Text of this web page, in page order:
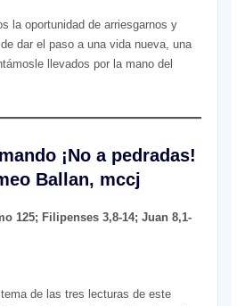
la oportunidad de arriesgarnos y
dar el paso a una vida nueva, una
llevados por la mano del
¡No a pedradas!
Ballan, mccj
125; Filipenses 3,8-14; Juan 8,1-
de las tres lecturas de este